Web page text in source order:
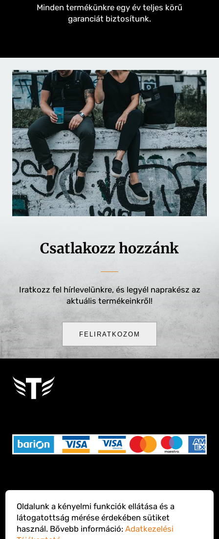
Minden termékünkre egy év teljes körű
garanciát biztosítunk.
Csatlakozz hozzánk
Iratkozz fel hírlevelünkre, és legyél naprakész az
aktuális termékeinkről!
FELIRATKOZOM
WEBSHOP
ÁSZF
ADATKEZELÉS
Oldalunk a kényelmi funkciók ellátása és a
látogatottság mérése érdekében sütiket
használ. Bővebb információ: Adatkezelési